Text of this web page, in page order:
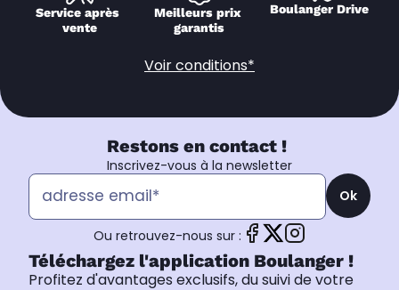
Service après
vente
Meilleurs prix
garantis
Boulanger Drive
Voir conditions*
Restons en contact !
Inscrivez-vous à la newsletter
Ok
Ou retrouvez-nous sur :
Téléchargez l'application Boulanger !
Profitez d'avantages exclusifs, du suivi de votre